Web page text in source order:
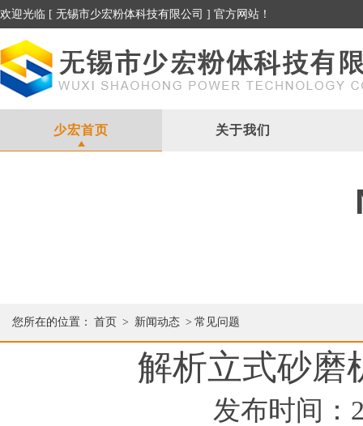
欢迎光临 [ 无锡市少宏粉体科技有限公司 ] 官方网站！
少宏首页 关于我们
您所在的位置： 首页 > 新闻动态 > 常见问题
解析立式砂磨
发布时间：